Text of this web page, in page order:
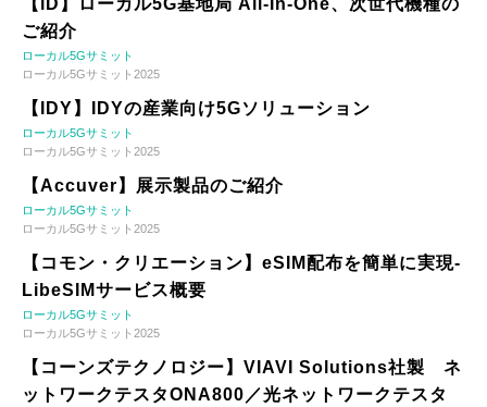
【iD】ローカル5G基地局 All-In-One、次世代機種の
ご紹介
ローカル5Gサミット
ローカル5Gサミット2025
【IDY】IDYの産業向け5Gソリューション
ローカル5Gサミット
ローカル5Gサミット2025
【Accuver】展示製品のご紹介
ローカル5Gサミット
ローカル5Gサミット2025
【コモン・クリエーション】eSIM配布を簡単に実現-
LibeSIMサービス概要
ローカル5Gサミット
ローカル5Gサミット2025
【コーンズテクノロジー】VIAVI Solutions社製 ネ
ットワークテスタONA800／光ネットワークテスタ